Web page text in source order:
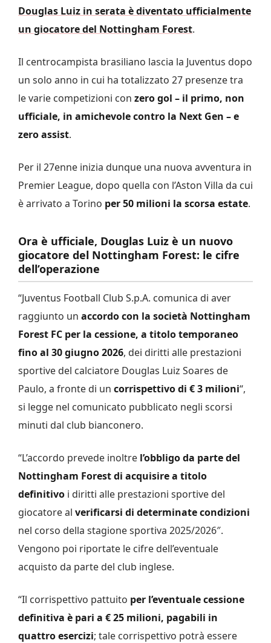
Douglas Luiz in serata è diventato ufficialmente
un giocatore del Nottingham Forest.
Il centrocampista brasiliano lascia la Juventus dopo
un solo anno in cui ha totalizzato 27 presenze tra
le varie competizioni con zero gol – il primo, non
ufficiale, in amichevole contro la Next Gen – e
zero assist.
Per il 27enne inizia dunque una nuova avventura in
Premier League, dopo quella con l’Aston Villa da cui
è arrivato a Torino per 50 milioni la scorsa estate.
Ora è ufficiale, Douglas Luiz è un nuovo
giocatore del Nottingham Forest: le cifre
dell’operazione
“Juventus Football Club S.p.A. comunica di aver
raggiunto un accordo con la società Nottingham
Forest FC per la cessione, a titolo temporaneo
fino al 30 giugno 2026, dei diritti alle prestazioni
sportive del calciatore Douglas Luiz Soares de
Paulo, a fronte di un corrispettivo di € 3 milioni“,
si legge nel comunicato pubblicato negli scorsi
minuti dal club bianconero.
“L’accordo prevede inoltre l’obbligo da parte del
Nottingham Forest di acquisire a titolo
definitivo i diritti alle prestazioni sportive del
giocatore al verificarsi di determinate condizioni
nel corso della stagione sportiva 2025/2026″.
Vengono poi riportate le cifre dell’eventuale
acquisto da parte del club inglese.
“Il corrispettivo pattuito per l’eventuale cessione
definitiva è pari a € 25 milioni, pagabili in
quattro esercizi; tale corrispettivo potrà essere